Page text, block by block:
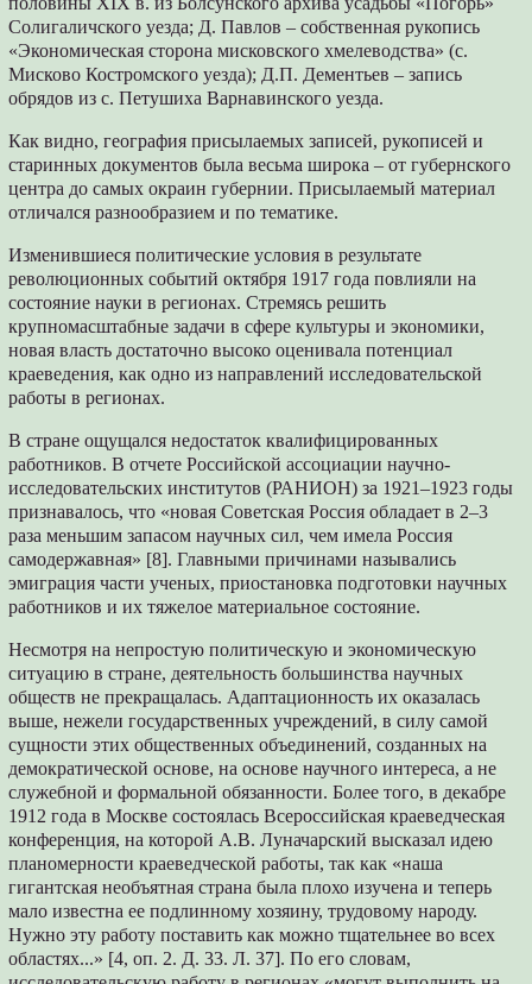
Солигаличского уезда; Д. Павлов – собственная рукопись
«Экономическая сторона мисковского хмелеводства» (с.
Мисково Костромского уезда); Д.П. Дементьев – запись
обрядов из с. Петушиха Варнавинского уезда.
Как видно, география присылаемых записей, рукописей и
старинных документов была весьма широка – от губернского
центра до самых окраин губернии. Присылаемый материал
отличался разнообразием и по тематике.
Изменившиеся политические условия в результате
революционных событий октября 1917 года повлияли на
состояние науки в регионах. Стремясь решить
крупномасштабные задачи в сфере культуры и экономики,
новая власть достаточно высоко оценивала потенциал
краеведения, как одно из направлений исследовательской
работы в регионах.
В стране ощущался недостаток квалифицированных
работников. В отчете Российской ассоциации научно-
исследовательских институтов (РАНИОН) за 1921–1923 годы
признавалось, что «новая Советская Россия обладает в 2–3
раза меньшим запасом научных сил, чем имела Россия
самодержавная» [8]. Главными причинами назывались
эмиграция части ученых, приостановка подготовки научных
работников и их тяжелое материальное состояние.
Несмотря на непростую политическую и экономическую
ситуацию в стране, деятельность большинства научных
обществ не прекращалась. Адаптационность их оказалась
выше, нежели государственных учреждений, в силу самой
сущности этих общественных объединений, созданных на
демократической основе, на основе научного интереса, а не
служебной и формальной обязанности. Более того, в декабре
1912 года в Москве состоялась Всероссийская краеведческая
конференция, на которой А.В. Луначарский высказал идею
планомерности краеведческой работы, так как «наша
гигантская необъятная страна была плохо изучена и теперь
мало известна ее подлинному хозяину, трудовому народу.
Нужно эту работу поставить как можно тщательнее во всех
областях...» [4, оп. 2. Д. 33. Л. 37]. По его словам,